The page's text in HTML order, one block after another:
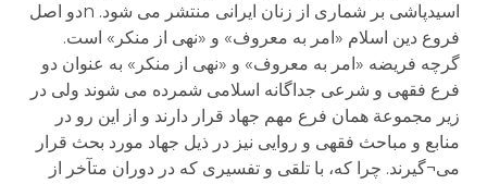
اسیدپاشی بر شماری از زنان ایرانی منتشر می شود. nدو اصل
فروع دین اسلام «امر به معروف» و «نهی از منکر» است.
گرچه فریضه «امر به معروف» و «نهی از منکر» به عنوان دو
فرع فقهی و شرعی جداگانه اسلامی شمرده می شوند ولی در
زیر مجموعة همان فرع مهم جهاد قرار دارند و از این رو در
منابع و مباحث فقهی و روایی نیز در ذیل جهاد مورد بحث قرار
می¬گیرند. چرا که، با تلقی و تفسیری که در دوران متآخر از